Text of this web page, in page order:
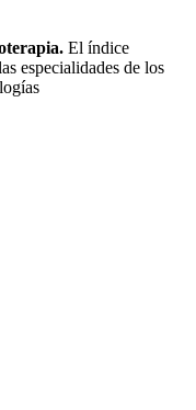
El índice
especialidades de los